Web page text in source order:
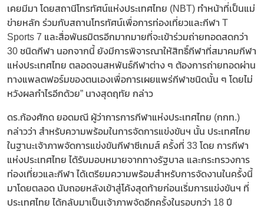
เคยมีมา โดยสถานีโทรทัศน์แห่งประเทศไทย (NBT) ทำหน้าที่เป็นแม่
ข่ายหลัก ร่วมกับสถานโทรทัศน์เพื่อการท่องเที่ยวและกีฬา T
Sports 7 และสื่อพันธมิตรอีกมากมายที่จะเข้าร่วมถ่ายทอดสดกว่า
30 ชนิดกีฬา นอกจากนี้ ยังมีการพิจารณาให้สิทธิ์กีฬาที่สมาคมกีฬา
แห่งประเทศไทย ตลอดจนสหพันธ์กีฬาต่าง ๆ ต้องการถ่ายทอดผ่าน
ทางแพลตฟอร์มของตนเองเพื่อการเผยแพร่กีฬาชนิดนั้น ๆ โดยไม่
หวังผลกำไรอีกด้วย” นางสุดฤทัย กล่าว
ดร.ก้องศักด ยอดมณี ผู้ว่าการการกีฬาแห่งประเทศไทย (กกท.)
กล่าวว่า สำหรับความพร้อมในการจัดการแข่งขันฯ นั้น ประเทศไทย
ในฐานะเจ้าภาพจัดการแข่งขันกีฬาซีเกมส์ ครั้งที่ 33 โดย การกีฬา
แห่งประเทศไทย ได้รับมอบหมายจากทางรัฐบาล และกระทรวงการ
ท่องเที่ยวและกีฬา ได้เตรียมความพร้อมสำหรับการจัดงานในครั้งนี้
มาโดยตลอด นับถอยหลังเข้าสู่โค้งสุดท้ายก่อนเริ่มการแข่งขันฯ ที่
ประเทศไทย ได้กลับมาเป็นเจ้าภาพจัดอีกครั้งในรอบกว่า 18 ปี